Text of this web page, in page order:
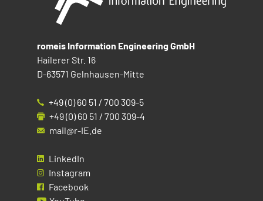
romeis Information Engineering GmbH
Hailerer Str. 16
D-63571 Gelnhausen-Mitte
+49 (0) 60 51 / 700 309-5
+49 (0) 60 51 / 700 309-4
mail@r-IE.de
LinkedIn
Instagram
Facebook